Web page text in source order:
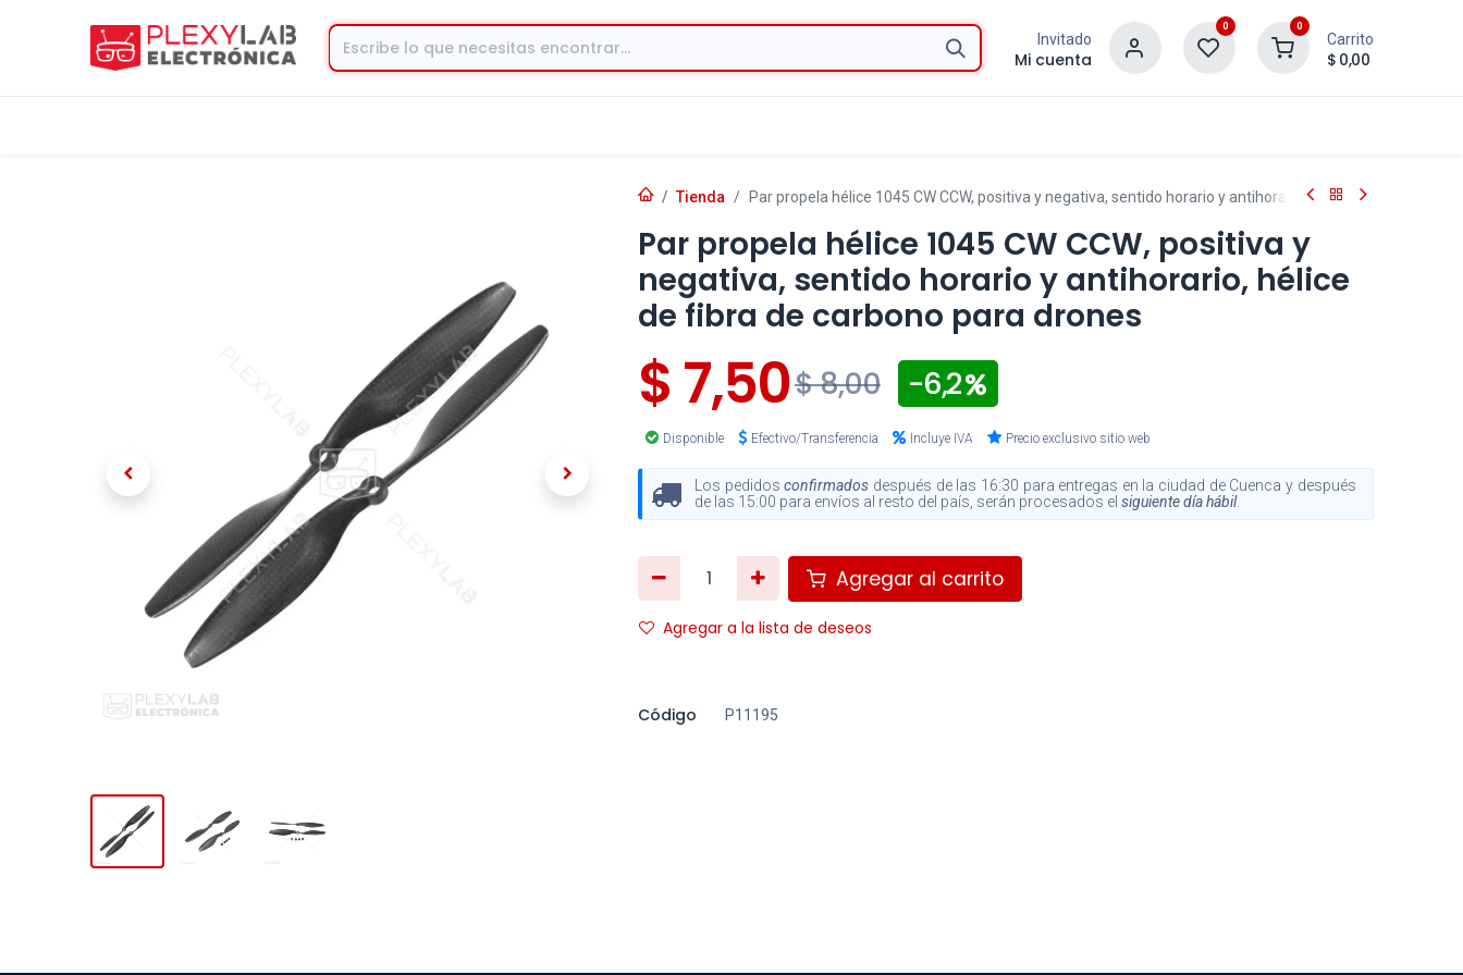
Invitado
Mi cuenta
0 0
Carrito
$ 0,00
Tienda Par propela hélice 1045 CW CCW, positiva y negativa, sentido horario y antihorario, hélice de fibra de
Par propela hélice 1045 CW CCW, positiva y
negativa, sentido horario y antihorario, hélice
de fibra de carbono para drones
$7,50$8,00 - 6,2
Disponible Efectivo/Transferencia Incluye IVA Precio exclusivo sitio web
Los pedidosconfirmados después de las 16:30 para entregas en la ciudad de Cuenca y después
de las 15:00 para envíos al resto del país, serán procesados elsiguiente día hábil.
Agregar al carrito
Agregar a la lista de deseos
Código P11195